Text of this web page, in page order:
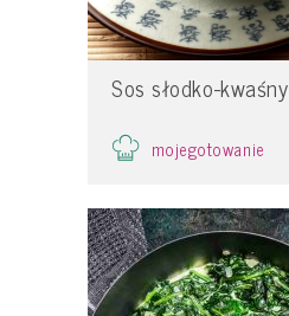
Sos słodko-kwaśny
mojegotowanie